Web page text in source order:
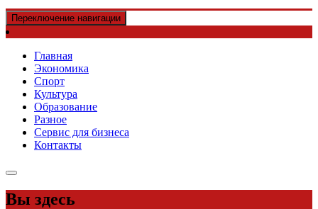
Переключение навигации
Главная
Экономика
Спорт
Культура
Образование
Разное
Сервис для бизнеса
Контакты
Вы здесь